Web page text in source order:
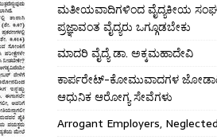
ಮತೀಯವಾದಿಗಳಿಂದ ವೈದ್ಯಕೀಯ
ಪ್ರಜ್ಞಾವಂತ ವೈದ್ಯರು ಒಗ್ಗೂಡಬೇಕು
ಮಾದರಿ ವೈದ್ಯೆ ಡಾ. ಅಕ್ಕಮಹಾದೇವಿ
ಕಾರ್ಪರೇಟ್-ಕೋಮುವಾದಗಳ
ಆಧುನಿಕ ಆರೋಗ್ಯ ಸೇವೆಗಳು
Arrogant Employers,